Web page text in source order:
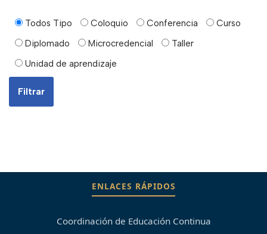
Todos Tipo Coloquio Conferencia
Curso
Diplomado
Microcredencial
Taller
Unidad de aprendizaje
ENLACES RÁPIDOS
Coordinación de Educación Continua